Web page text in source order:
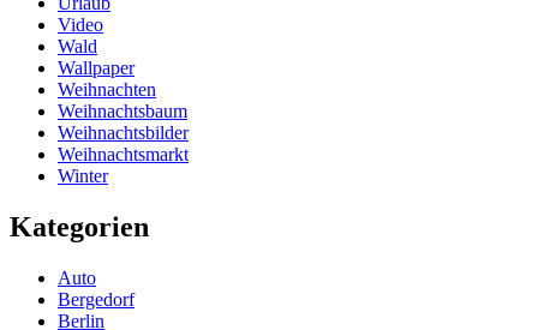
Video
Wald
Wallpaper
Weihnachten
Weihnachtsbaum
Weihnachtsbilder
Weihnachtsmarkt
Winter
Kategorien
Auto
Bergedorf
Berlin